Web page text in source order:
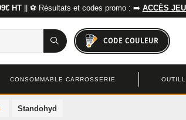
HT|| ⚽ Résultats et codes promo : ➡️ ACCÈS
CODE COULEUR
CONSOMMABLE CARROSSERIE
Standohyd